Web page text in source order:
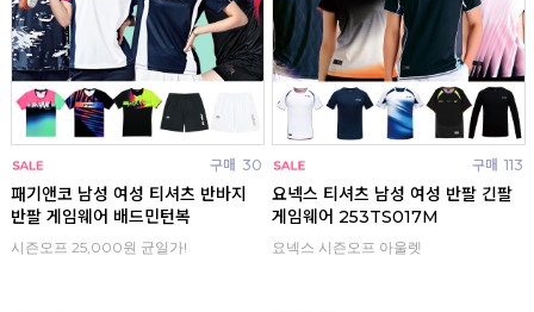
구매 30
패기앤코 남성 여성 티셔츠 반바지
반팔 게임웨어 배드민턴복
시즌오프 25,000원 균일가!
구매 113
요넥스 티셔츠 남성 여성 반팔 긴팔
게임웨어 253TS017M
요넥스 시즌오프 아울렛